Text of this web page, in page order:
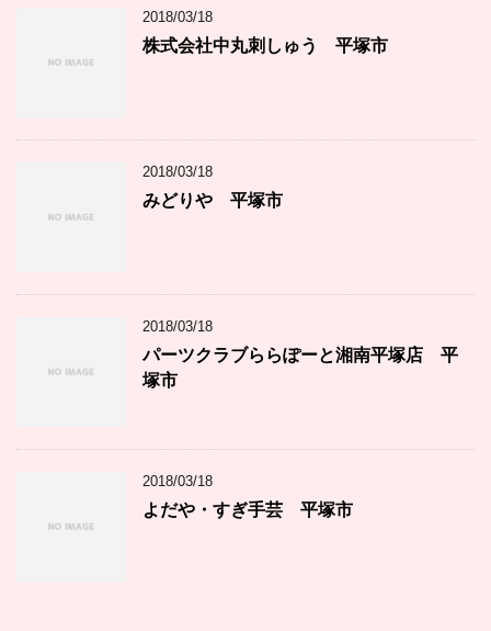
2018/03/18
株式会社中丸刺しゅう 平塚市
2018/03/18
みどりや 平塚市
2018/03/18
パーツクラブららぽーと湘南平塚店 平
塚市
2018/03/18
よだや・すぎ手芸 平塚市